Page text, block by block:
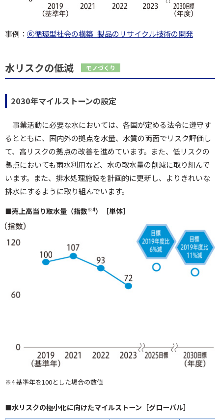
事例： ⑥循環型社会の構築_製品のリサイクル技術の開発
水リスクの低減 モノづくり
2030年マイルストーンの設定
事業活動に必要な水においては、各国が定める法令に遵守す
るとともに、国内外の拠点を水量、水質の両面でリスク評価し
て、高リスクの拠点の改善を進めています。また、低リスクの
拠点においても雨水利用など、水の取水量の削減に取り組んで
います。また、排水処理施設を計画的に更新し、よりきれいな
排水にするように取り組んでいます。
■売上高当り取水量（指数※4）［単体］
※4 基準年を100とした場合の数値
■水リスクの極小化に向けたマイルストーン［グローバル］